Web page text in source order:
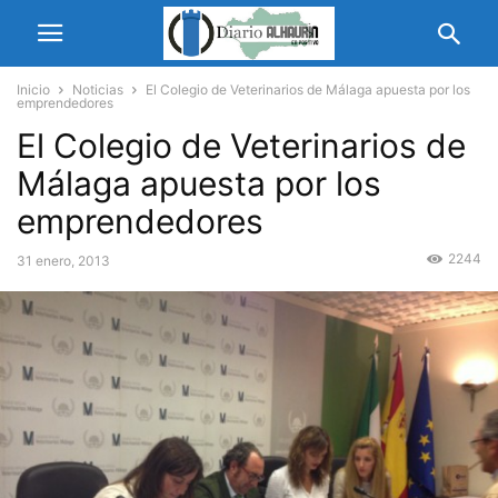
Inicio Noticias
El Colegio de Veterinarios de Málaga apuesta por los
emprendedores
El Colegio de Veterinarios de
Málaga apuesta por los
emprendedores
31 enero, 2013 2244